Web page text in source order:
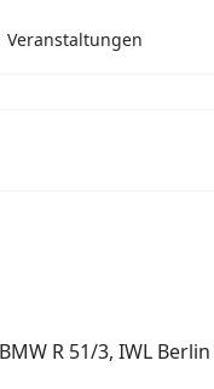
Veranstaltungen
R 51/3, IWL